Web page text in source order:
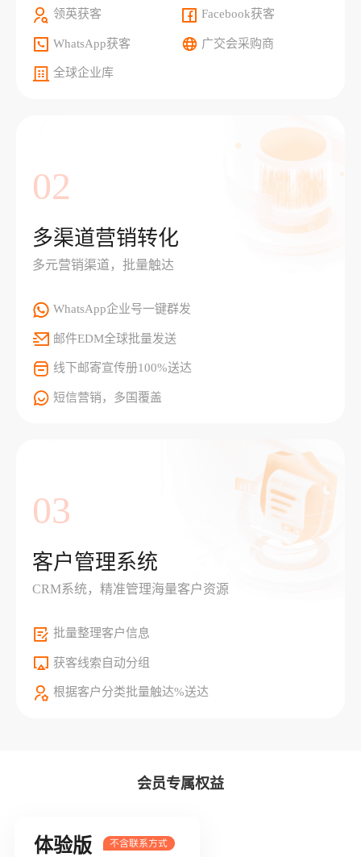
领英获客 Facebook获客
WhatsApp获客 广交会采购商
全球企业库
02
多渠道营销转化
多元营销渠道，批量触达
WhatsApp企业号一键群发
邮件EDM全球批量发送
线下邮寄宣传册100%送达
短信营销，多国覆盖
03
客户管理系统
CRM系统，精准管理海量客户资源
批量整理客户信息
获客线索自动分组
根据客户分类批量触达%送达
会员专属权益
体验版